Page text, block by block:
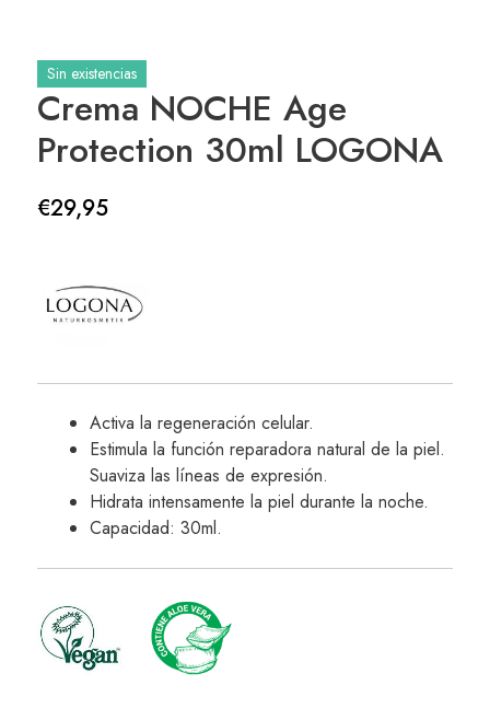
Crema NOCHE Age
Protection 30ml LOGONA
€29,95
Activa la regeneración celular.
Estimula la función reparadora natural de la piel.
Suaviza las líneas de expresión.
Hidrata intensamente la piel durante la noche.
Capacidad: 30ml.
Sin existencias